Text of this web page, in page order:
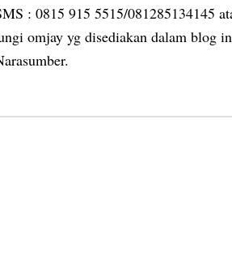
: 0815 915 5515/081285134145
omjay yg disediakan dalam blog